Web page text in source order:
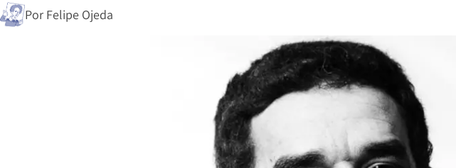
Por Felipe Ojeda